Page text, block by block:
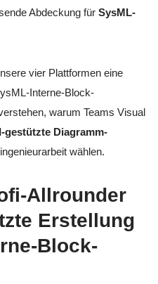
Abdeckung für SysML-
vier Plattformen eine
Interne-Block-
warum Teams Visual
gestützte Diagramm-
wählen.
Allrounder
Erstellung
Block-